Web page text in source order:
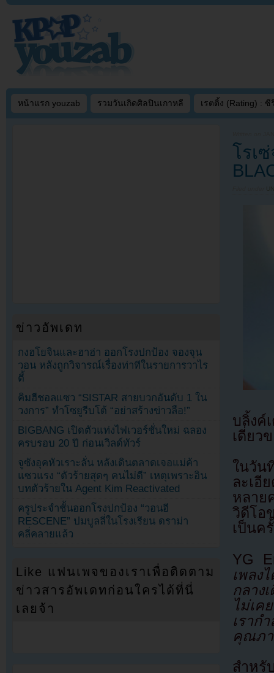
หน้าแรก youzab รวมวันเกิดศิลปินเกาหลี เรตติ้ง (Rating) : ซี
โรเ
บลิ้งค์
เดี่ยว
ในวัน
ละเอี
หลาย
วิดีโอ
เป็นค
YG
เพลง
กลาง
ไม่เ
เราก
คุณภา
สำหรั
ข่าวอัพเดท
กงฮโยจินและฮาฮ่า ออกโรงปกป้อง จองจุน
วอน หลังถูกวิจารณ์เรื่องท่าทีในรายการวาไร
ตี้
คิมฮีชอลแซว “SISTAR สายบวกอันดับ 1 ใน
วงการ” ทำโซยูรีบโต้ “อย่าสร้างข่าวลือ!”
BIGBANG เปิดตัวแท่งไฟเวอร์ชั่นใหม่ ฉลอง
ครบรอบ 20 ปี ก่อนเวิลด์ทัวร์
จูซังอุคหัวเราะลั่น หลังเดินตลาดเจอแม่ค้า
แซวแรง “ตัวร้ายสุดๆ คนไม่ดี” เหตุเพราะอิน
บทตัวร้ายใน Agent Kim Reactivated
ครูประจำชั้นออกโรงปกป้อง “วอนอี
RESCENE” ปมบูลลี่ในโรงเรียน ดราม่า
คลี่คลายแล้ว
Like แฟนเพจของเราเพื่อติดตาม
ข่าวสารอัพเดทก่อนใครได้ที่นี่
เลยจ้า